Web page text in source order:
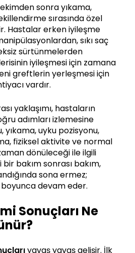
sonra yıkama,
sırasında özel
Hastalar erken iyileşme
sıkı saç
sürtünmelerden
iyileşmesi için zamana
greftlerin yerleşmesi için
vardır.
yaklaşımı, hastaların
adımları izlemesine
yıkama, uyku pozisyonu,
fiziksel aktivite ve normal
dönüleceği ile ilgili
bakım sonrası bakım,
sona ermez;
devam eder.
Sonuçları Ne
yavaş yavaş gelişir. İlk